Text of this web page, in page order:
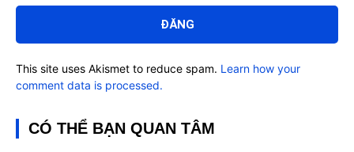
luận:
This site uses Akismet to reduce spam. Learn how your
comment data is processed.
CÓ THỂ BẠN QUAN TÂM